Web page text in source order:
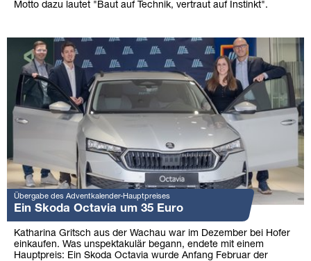
Motto dazu lautet "Baut auf Technik, vertraut auf Instinkt".
Übergabe des Adventkalender-Hauptpreises
Ein Skoda Octavia um 35 Euro
Katharina Gritsch aus der Wachau war im Dezember bei Hofer
einkaufen. Was unspektakulär begann, endete mit einem
Hauptpreis: Ein Skoda Octavia wurde Anfang Februar der